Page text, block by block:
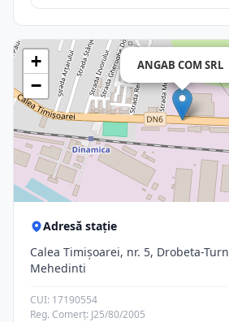
ANGAB COM SRL
+
−
Adresă stație
Calea Timișoarei, nr. 5, Drobeta-
Mehedinti
CUI: 17190554
Reg. Comerț: J25/80/2005